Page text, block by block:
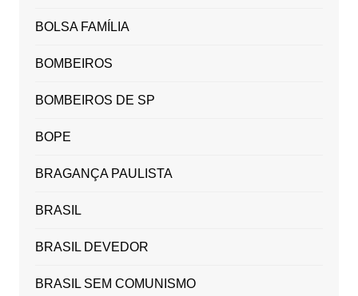
BOLSA FAMÍLIA
BOMBEIROS
BOMBEIROS DE SP
BOPE
BRAGANÇA PAULISTA
BRASIL
BRASIL DEVEDOR
BRASIL SEM COMUNISMO